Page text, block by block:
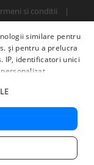
Contul meu
si conditii
similare pentru
și pentru a prelucra
IP, identificatori unici
de asemenea,
folosind date
Opțiunile
se pot baza pe
să vă opuneți în
în orice